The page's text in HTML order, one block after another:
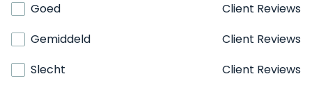
Goed
Client Reviews
Gemiddeld
Client Reviews
Slecht
Client Reviews